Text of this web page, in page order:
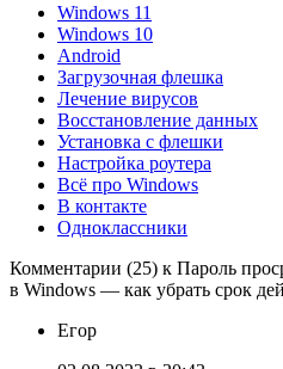
Windows 11
Windows 10
Android
Загрузочная флешка
Лечение вирусов
Восстановление данных
Установка с флешки
Настройка роутера
Всё про Windows
В контакте
Одноклассники
Комментарии (25) к Пароль
в Windows — как убрать срок
Егор